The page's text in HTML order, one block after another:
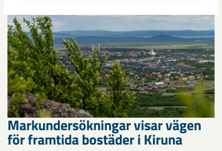
Markundersökningar visar vägen
för framtida bostäder i Kiruna